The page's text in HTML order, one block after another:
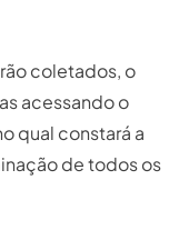
coletados, o
acessando o
qual constará a
de todos os